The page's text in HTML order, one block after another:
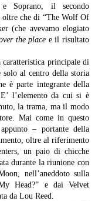
Soprano, il secondo
oltre che di “The Wolf Of
(che avevamo elogiato
the place e il risultato
principale di
solo al centro della storia
è parte integrante della
l’elemento da cui si è
la trama, ma il modo
Mai come in questo
– portante della
oltre al riferimento
un paio di chicche
durante la riunione con
nell’aneddoto sulla
Head?” e dai Velvet
da Lou Reed.